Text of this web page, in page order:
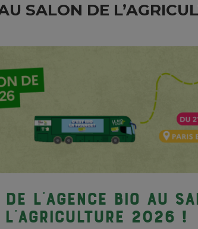
SALON DE
L’AGENCE BIO AU
L’AGRICULTURE 2026 !